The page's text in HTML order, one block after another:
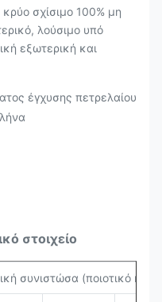
σχίσιμο 100% μη
λούσιμο υπό
εξωτερική και
έγχυσης πετρελαίου
στοιχείο
συνιστώσα (ποιοτικό